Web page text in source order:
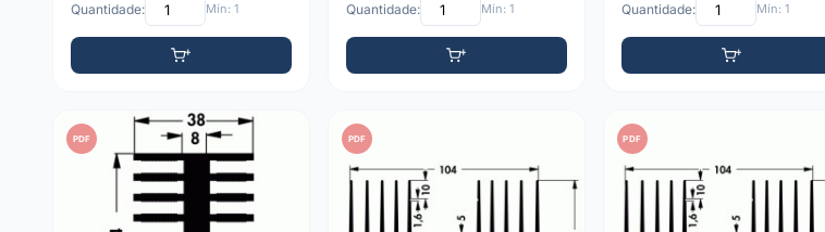
Quantidade: Mín: 1 Quantidade: Mín: 1 Quantidade: Mín: 1
PDF PDF PDF